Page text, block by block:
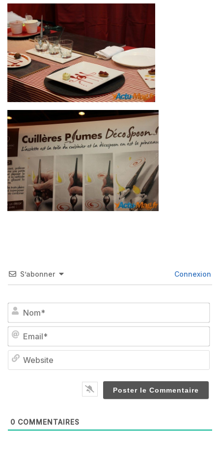
S’abonner Connexion
0 COMMENTAIRES